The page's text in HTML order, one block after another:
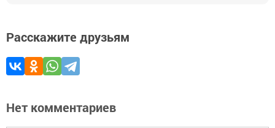
Расскажите друзьям
Нет комментариев